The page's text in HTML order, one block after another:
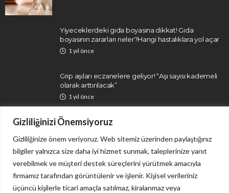
Gizliliğinizi Önemsiyoruz
Gizliliğinize önem veriyoruz. Web sitemiz üzerinden paylaştığınız
bilgiler yalnızca size daha iyi hizmet sunmak, taleplerinize yanıt
verebilmek ve müşteri destek süreçlerini yürütmek amacıyla
firmamız tarafından görüntülenir ve işlenir. Kişisel verileriniz
üçüncü kişilerle ticari amaçla satılmaz, kiralanmaz veya
Yiyeceklerdeki gıda boyasına dikkat! Gıda
boyasının zararları neler?Hangi hastalıklara yol açar
1 yıl önce
Grip aşıları eczanelere geliyor! “Aşı sayısı kademeli
olarak arttırılacak”
1 yıl önce
İletişim Gizlilik Politikası